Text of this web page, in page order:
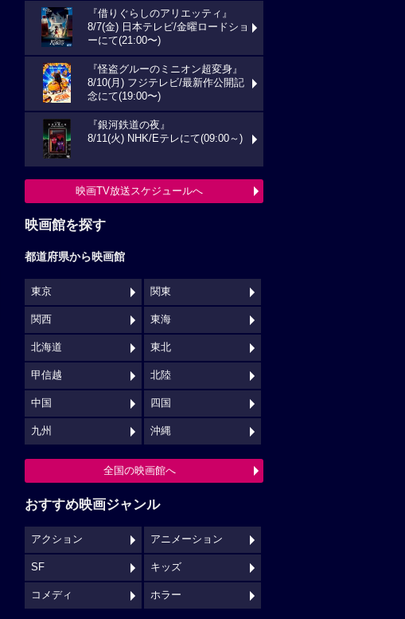
『借りぐらしのアリエッティ』
8/7(金) 日本テレビ/金曜ロードショ
ーにて(21:00〜)
『怪盗グルーのミニオン超変身』
8/10(月) フジテレビ/最新作公開記
念にて(19:00〜)
『銀河鉄道の夜』
8/11(火) NHK/Eテレにて(09:00～)
映画TV放送スケジュールへ
映画館を探す
都道府県から映画館
東京 関東
関西 東海
北海道 東北
甲信越 北陸
中国 四国
九州 沖縄
全国の映画館へ
おすすめ映画ジャンル
アクション アニメーション
SF キッズ
コメディ ホラー